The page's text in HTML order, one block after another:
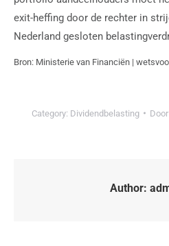
exit-heffing door de rechter in
Nederland gesloten
Bron: Ministerie van Financiën |
Category: Dividendbelasting Door
Author: